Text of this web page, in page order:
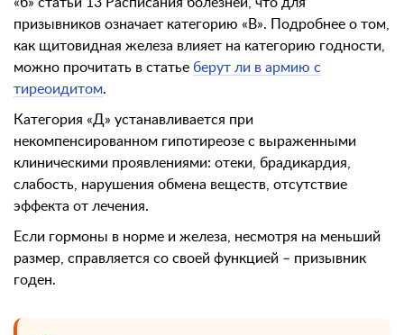
«б» статьи 13 Расписания болезней, что для
призывников означает категорию «В». Подробнее о том,
как щитовидная железа влияет на категорию годности,
можно прочитать в статье берут ли в армию с
тиреоидитом.
Категория «Д» устанавливается при
некомпенсированном гипотиреозе с выраженными
клиническими проявлениями: отеки, брадикардия,
слабость, нарушения обмена веществ, отсутствие
эффекта от лечения.
Если гормоны в норме и железа, несмотря на меньший
размер, справляется со своей функцией – призывник
годен.